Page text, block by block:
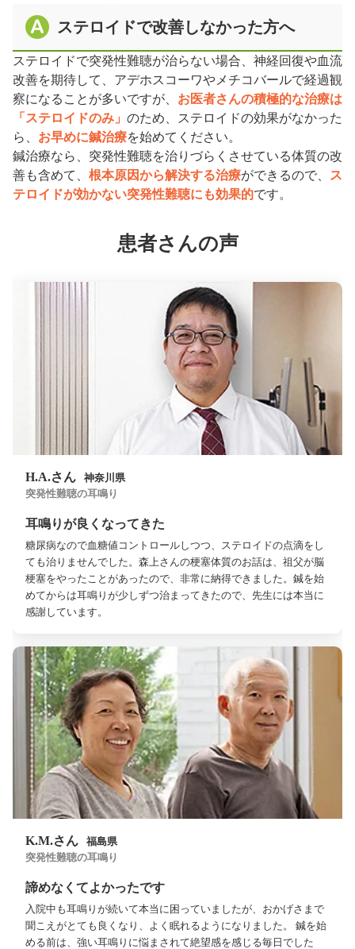
ステロイドで改善しなかった方へ
ステロイドで突発性難聴が治らない場合、神経回復や血流
改善を期待して、アデホスコーワやメチコバールで経過観
察になることが多いですが、 お医者さんの積極的な治療は
「ステロイドのみ」 のため、ステロイドの効果がなかった
ら、 お早めに鍼治療を始めてください。
鍼治療なら、突発性難聴を治りづらくさせている体質の改
善も含めて、 根本原因から解決する治療ができるので、 ス
テロイドが効かない突発性難聴にも効果的です。
患者さんの声
H.A.さん 神奈川県
突発性難聴の耳鳴り
耳鳴りが良くなってきた
糖尿病なので血糖値コントロールしつつ、ステロイドの点滴をし
ても治りませんでした。森上さんの梗塞体質のお話は、祖父が脳
梗塞をやったことがあったので、非常に納得できました。鍼を始
めてからは耳鳴りが少しずつ治まってきたので、先生には本当に
感謝しています。
K.M.さん 福島県
突発性難聴の耳鳴り
諦めなくてよかったです
入院中も耳鳴りが続いて本当に困っていましたが、おかげさまで
聞こえがとても良くなり、よく眠れるようになりました。 鍼を始
める前は、強い耳鳴りに悩まされて絶望感を感じる毎日でした